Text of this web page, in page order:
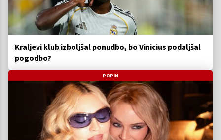
Kraljevi klub izboljšal ponudbo, bo Vinicius podaljšal
pogodbo?
POPIN